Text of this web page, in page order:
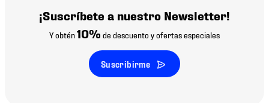
¡Suscríbete a nuestro Newsletter!
Y obtén10% de descuento y ofertas especiales
Suscribirme